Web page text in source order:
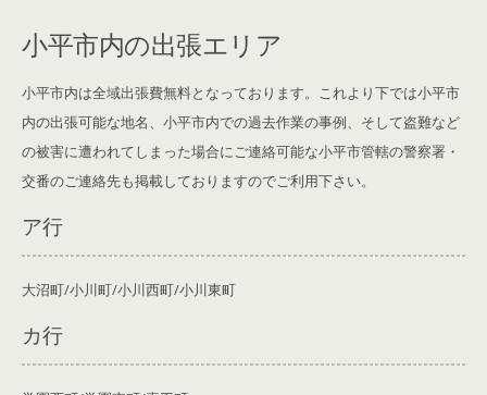
小平市内の出張エリア
小平市内は全域出張費無料となっております。これより下では小平市
内の出張可能な地名、小平市内での過去作業の事例、そして盗難など
の被害に遭われてしまった場合にご連絡可能な小平市管轄の警察署・
交番のご連絡先も掲載しておりますのでご利用下さい。
ア行
大沼町/小川町/小川西町/小川東町
カ行